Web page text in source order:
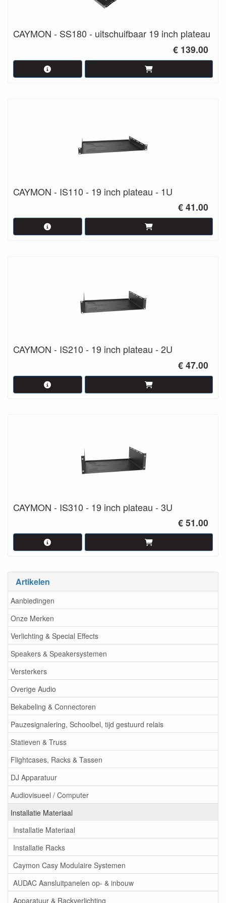
Artikelen
Aanbiedingen
Onze Merken
Verlichting & Special Effects
Speakers & Speakersystemen
Versterkers
Overige Audio
Bekabeling & Connectoren
Pauzesignalering, Schoolbel, tijd gestuurd relais
Statieven & Truss
Flightcases, Racks & Tassen
DJ Apparatuur
Audiovisueel / Computer
Installatie Materiaal
Installatie Materiaal
Installatie Racks
Caymon Casy Modulaire Systemen
AUDAC Aansluitpanelen op- & inbouw
Apparatuur & Rackverlichting
CAYMON - SS180 - uitschuifbaar 19 inch plateau
€ 139.00
CAYMON - IS110 - 19 inch plateau - 1U
€ 41.00
CAYMON - IS210 - 19 inch plateau - 2U
€ 47.00
CAYMON - IS310 - 19 inch plateau - 3U
€ 51.00